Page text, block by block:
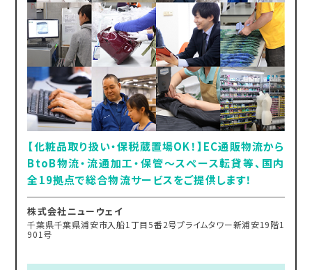
【化粧品取り扱い・保税蔵置場OK！】EC通販物流から
BtoB物流・流通加工・保管～スペース転貸等、国内
全19拠点で総合物流サービスをご提供します！
株式会社ニューウェイ
千葉県千葉県浦安市入船1丁目5番2号プライムタワー新浦安19階1
901号